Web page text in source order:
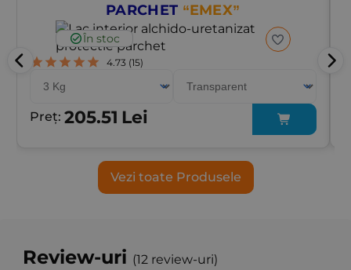
PARCHET “EMEX”
În stoc
4.73 (15)
Preț: 205.51 Lei
Vezi toate Produsele
Review-uri (12 review-uri)